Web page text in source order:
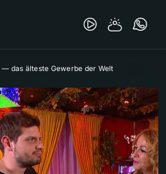
das älteste Gewerbe der Welt